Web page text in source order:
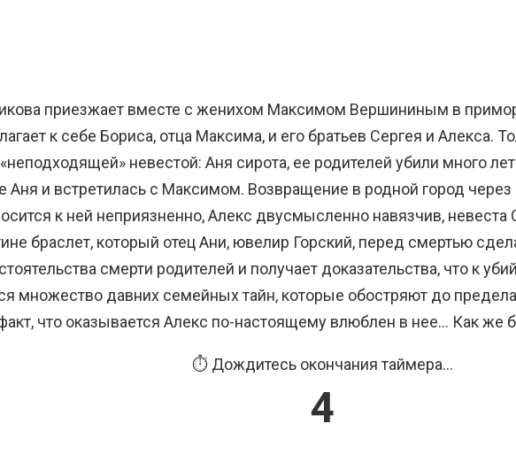
приезжает вместе с женихом Максимом Вершининым в
к себе Бориса, отца Максима, и его братьев Сергея и Алекса.
невестой: Аня сирота, ее родителей убили много
Аня и встретилась с Максимом. Возвращение в родной город
к ней неприязненно, Алекс двусмысленно навязчив,
браслет, который отец Ани, ювелир Горский, перед смертью
смерти родителей и получает доказательства, что к
множество давних семейных тайн, которые обостряют до
что оказывается Алекс по-настоящему влюблен в нее… Как же
⏱️ Дождитесь окончания таймера...
3